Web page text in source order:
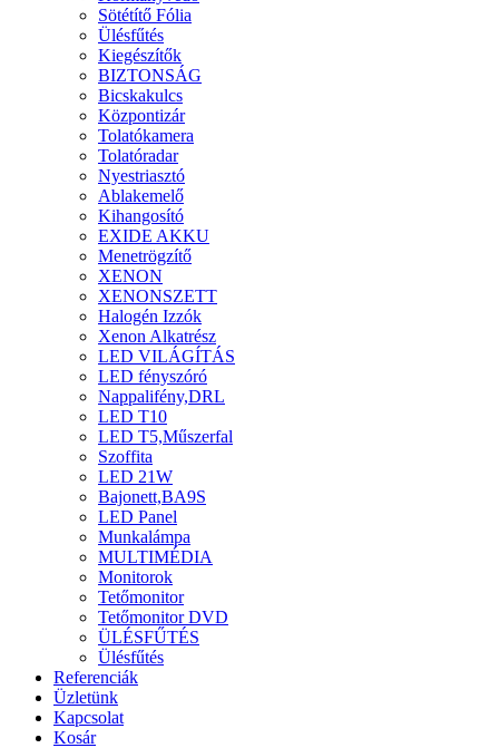
Sötétítő Fólia
Ülésfűtés
Kiegészítők
BIZTONSÁG
Bicskakulcs
Központizár
Tolatókamera
Tolatóradar
Nyestriasztó
Ablakemelő
Kihangosító
EXIDE AKKU
Menetrögzítő
XENON
XENONSZETT
Halogén Izzók
Xenon Alkatrész
LED VILÁGÍTÁS
LED fényszóró
Nappalifény,DRL
LED T10
LED T5,Műszerfal
Szoffita
LED 21W
Bajonett,BA9S
LED Panel
Munkalámpa
MULTIMÉDIA
Monitorok
Tetőmonitor
Tetőmonitor DVD
ÜLÉSFŰTÉS
Ülésfűtés
Referenciák
Üzletünk
Kapcsolat
Kosár